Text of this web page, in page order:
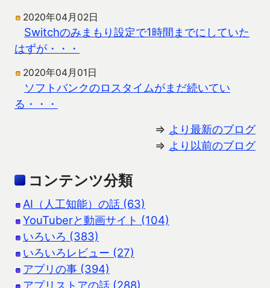
2020年04月02日
Switchのみまもり設定で1時間までにしていた
はずが・・・
2020年04月01日
ソフトバンクのロスタイムがまだ続いてい
る・・・
⇒ より最新のブログ
⇒ より以前のブログ
コンテンツ分類
AI（人工知能）の話 (63)
YouTuberと動画サイト (104)
いろいろ (383)
いろいろレビュー (27)
アプリの事 (394)
アプリストアの話 (288)